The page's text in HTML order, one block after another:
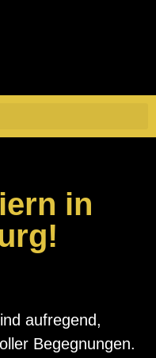
in
aufregend,
Begegnungen.